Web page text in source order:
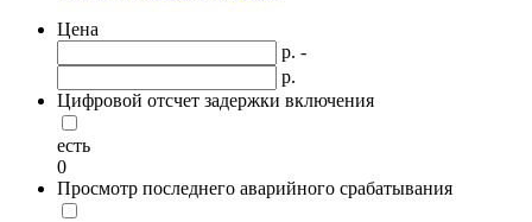
Цена
р. -
р.
Цифровой отсчет задержки включения
есть
0
Просмотр последнего аварийного срабатывания